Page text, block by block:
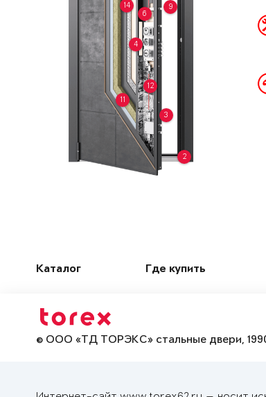
2
3
4
6
9
11
12
14
Каталог Где купить
© ООО «ТД ТОРЭКС» стальные двери,